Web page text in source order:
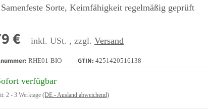
Samenfeste Sorte, Keimfähigkeit regelmäßig geprüft
€ inkl. USt. , zzgl. Versand
RHE01-BIO GTIN: 4251420516138
verfügbar
2 - 3 Werktage (DE - Ausland abweichend)